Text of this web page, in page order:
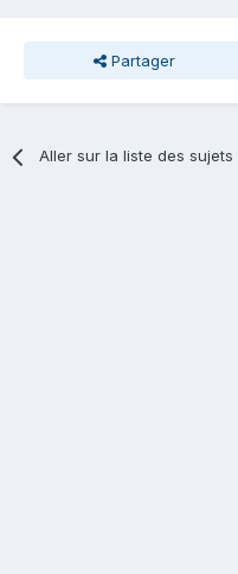
Partager
Aller sur la liste des sujets